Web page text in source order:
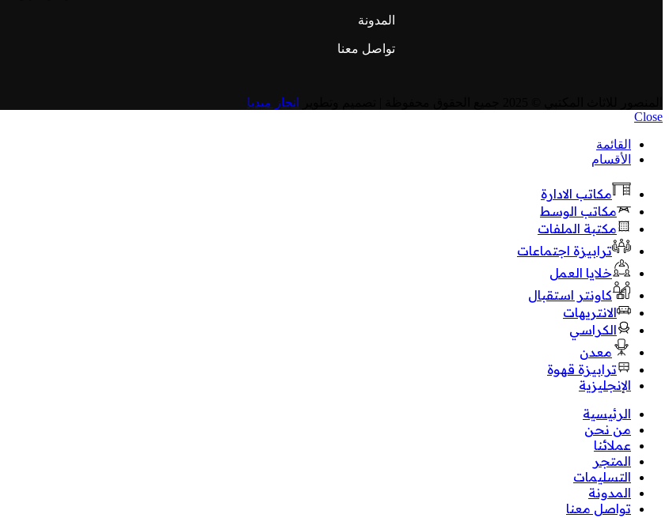
المدونة
تواصل معنا
انجاز ميديا
Close
القائمة
الأقسام
مكاتب الادارة
مكاتب الوسط
مكتبة الملفات
ترابيزة اجتماعات
خلايا العمل
كاونتر استقبال
الانتريهات
الكراسي
معدن
ترابيزة قهوة
الإنجليزية
الرئيسية
من نحن
عملائنا
المتجر
التسليمات
المدونة
تواصل معنا